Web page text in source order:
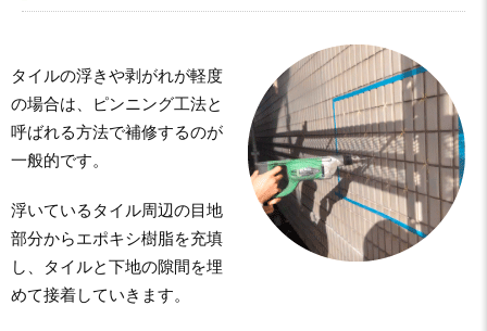
タイルの浮きや剥がれが軽度
の場合は、ピンニング工法と
呼ばれる方法で補修するのが
一般的です。
浮いているタイル周辺の目地
部分からエポキシ樹脂を充填
し、タイルと下地の隙間を埋
めて接着していきます。